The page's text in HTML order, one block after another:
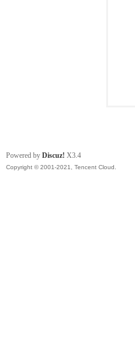
Powered by Discuz! X3.4
Copyright © 2001-2021, Tencent Cloud.